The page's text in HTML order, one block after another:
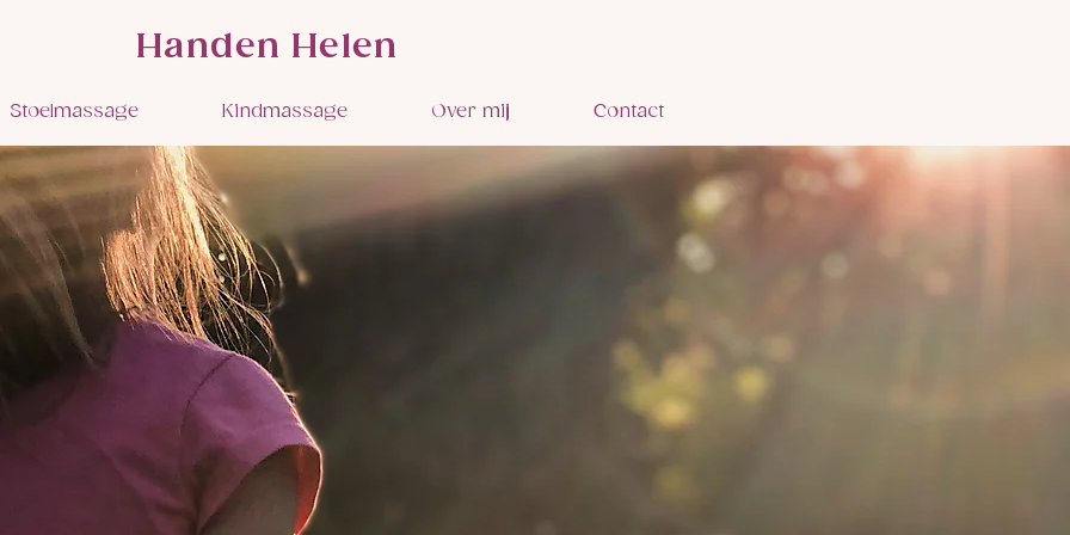
Handen Helen
Stoelmassage Kindmassage Over mij Contact